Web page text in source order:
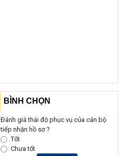
BÌNH CHỌN
Đánh giá thái độ phục vụ của cán bộ
tiếp nhận hồ sơ ?
Tốt
Chưa tốt